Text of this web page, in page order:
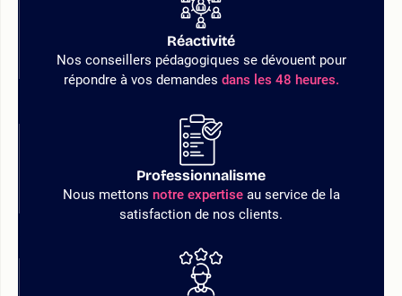
Réactivité
Nos conseillers pédagogiques se dévouent pour
répondre à vos demandes dans les 48 heures.
Professionnalisme
Nous mettons notre expertiseau service de la
satisfaction de nos clients.